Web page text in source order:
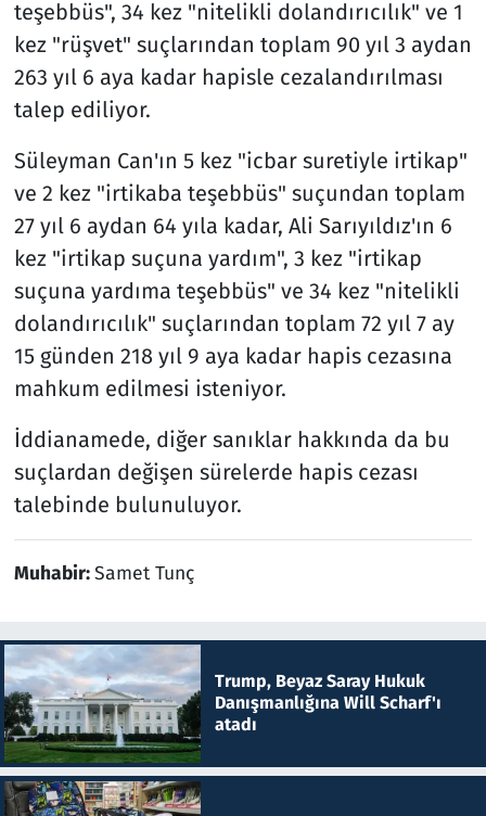
teşebbüs", 34 kez "nitelikli dolandırıcılık" ve 1
kez "rüşvet" suçlarından toplam 90 yıl 3 aydan
263 yıl 6 aya kadar hapisle cezalandırılması
talep ediliyor.
Süleyman Can'ın 5 kez "icbar suretiyle irtikap"
ve 2 kez "irtikaba teşebbüs" suçundan toplam
27 yıl 6 aydan 64 yıla kadar, Ali Sarıyıldız'ın 6
kez "irtikap suçuna yardım", 3 kez "irtikap
suçuna yardıma teşebbüs" ve 34 kez "nitelikli
dolandırıcılık" suçlarından toplam 72 yıl 7 ay
15 günden 218 yıl 9 aya kadar hapis cezasına
mahkum edilmesi isteniyor.
İddianamede, diğer sanıklar hakkında da bu
suçlardan değişen sürelerde hapis cezası
talebinde bulunuluyor.
Muhabir:Samet Tunç
Trump, Beyaz Saray Hukuk
Danışmanlığına Will Scharf'ı
atadı